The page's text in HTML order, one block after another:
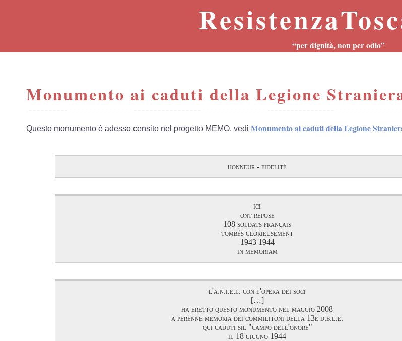
“per dignità, non per odio”
Monumento ai caduti della Legione
Questo monumento è adesso censito nel progetto MEMO, vedi Monumento ai caduti della Legione
honneur - fidelité
ici
ont repose
108 soldats français
tombés glorieusement
1943 1944
in memoriam
l'a.n.i.e.l. con l'opera dei soci
[…]
ha eretto questo monumento nel maggio 2008
a perenne memoria dei commilitoni della 13e d.b.l.e.
qui caduti sil "campo dell'onore"
il 18 giugno 1944